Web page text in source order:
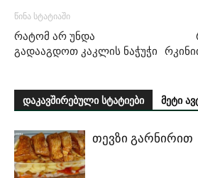
წინა სტატიაში
რატომ არ უნდა
გადააგდოთ კაკლის ნაჭუჭი
დაკავშირებული სტატიები მეტი
თევზი გარნირით